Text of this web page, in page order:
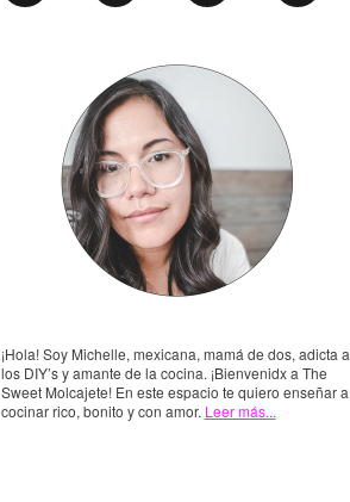
¡Hola! Soy Michelle, mexicana, mamá de dos, adicta a
los DIY’s y amante de la cocina. ¡Bienvenidx a The
Sweet Molcajete! En este espacio te quiero enseñar a
cocinar rico, bonito y con amor. Leer más...